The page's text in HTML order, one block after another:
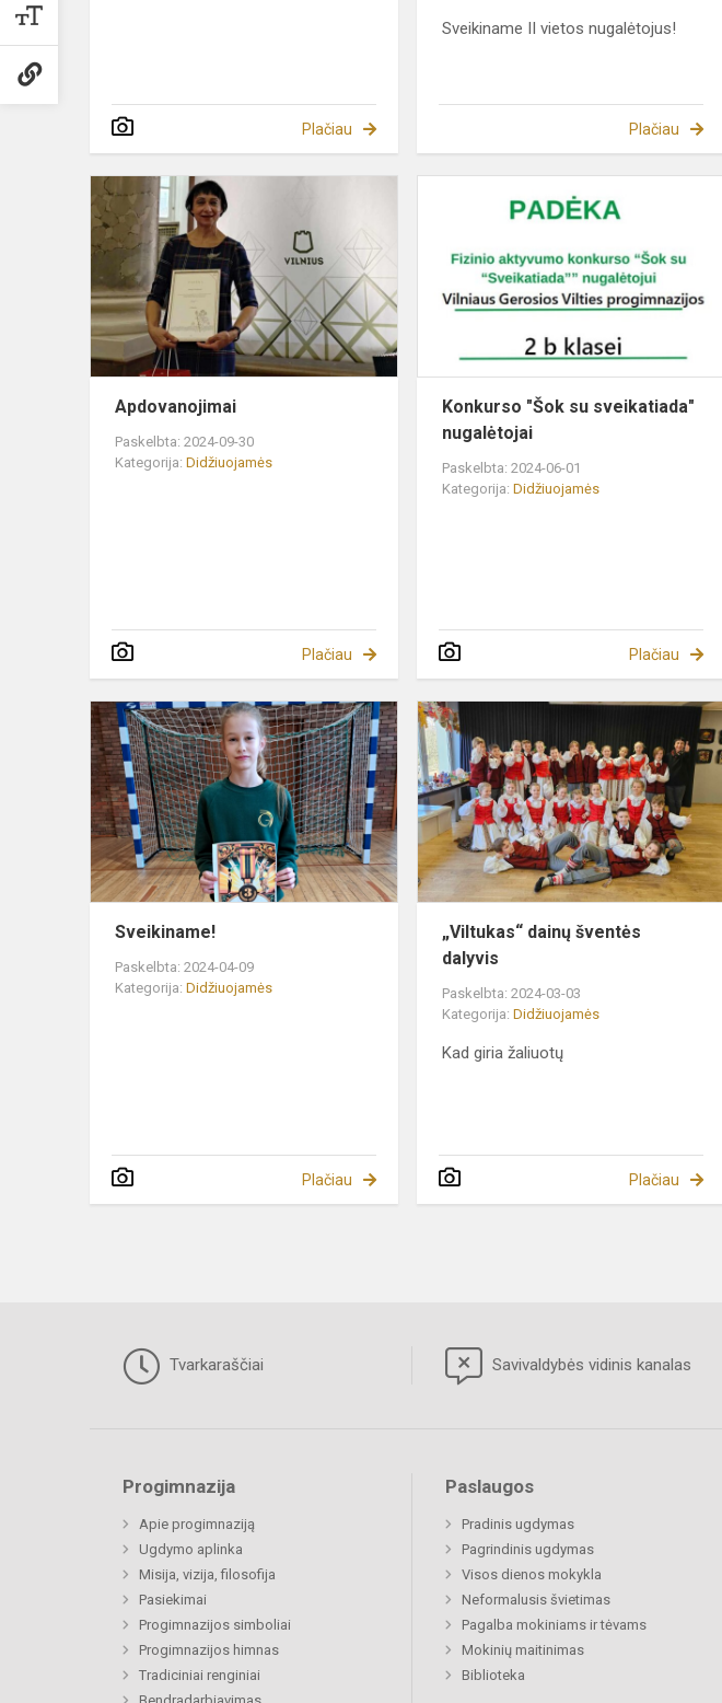
Plačiau
Sveikiname II vietos nugalėtojus!
Plačiau
Apdovanojimai
Paskelbta: 2024-09-30
Kategorija: Didžiuojamės
Plačiau
Konkurso "Šok su sveikatiada"
nugalėtojai
Paskelbta: 2024-06-01
Kategorija:Didžiuojamės
Plačiau
Sveikiname!
Sveikiname!
Paskelbta: 2024-04-09
Kategorija: Didžiuojamės
Plačiau
„Viltukas“ dainų šventės
dalyvis
Paskelbta: 2024-03-03
Kategorija:Didžiuojamės
Kad giria žaliuotų
Plačiau
Tvarkaraščiai Savivaldybės vidinis kanalas
Progimnazija
Apie progimnaziją
Ugdymo aplinka
Misija, vizija, filosofija
Pasiekimai
Progimnazijos simboliai
Progimnazijos himnas
Tradiciniai renginiai
Paslaugos
Pradinis ugdymas
Pagrindinis ugdymas
Visos dienos mokykla
Neformalusis švietimas
Pagalba mokiniams ir tėvams
Mokinių maitinimas
Biblioteka